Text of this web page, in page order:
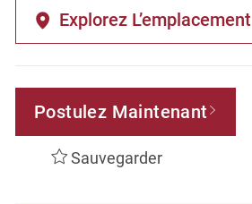
Explorez L’emplacement
Postulez Maintenant
Sauvegarder